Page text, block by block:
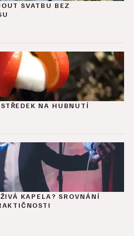
SVATBU BEZ
NA HUBNUTÍ
KAPELA? SROVNÁNÍ